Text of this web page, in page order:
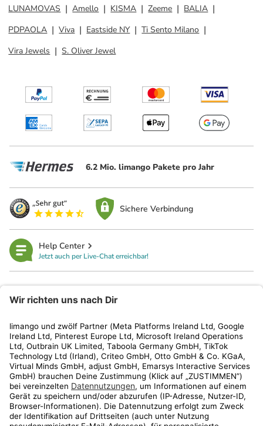
LUNAMOVAS
Amello KISMA Zeeme
BALIA
PDPAOLA
Viva Eastside NY
Ti Sento Milano
Vira Jewels
S. Oliver Jewel
6.2 Mio. limango Pakete pro Jahr
Sichere Verbindung
Help Center
Jetzt auch per Live-Chat erreichbar!
Kundenservice
Shop
Aktionen
Travel